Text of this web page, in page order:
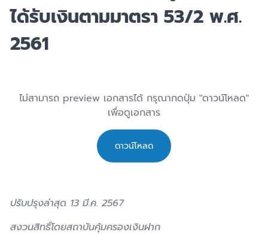
ได้รับเงินตามมาตรา 53/2 พ.ศ.
2561
ไม่สามารถ preview เอกสารได้ กรุณากดปุ่ม "ดาวน์โหลด"
เพื่อดูเอกสาร
ดาวน์โหลด
ปรับปรุงล่าสุด 13 มี.ค. 2567
สงวนสิทธิ์โดยสถาบันคุ้มครองเงินฝาก